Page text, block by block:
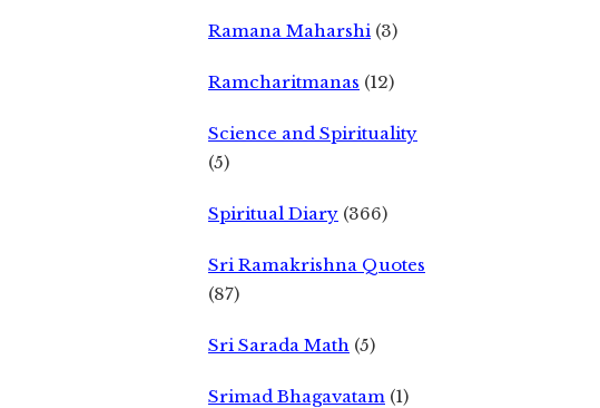
Ramana Maharshi (3)
Ramcharitmanas (12)
Science and Spirituality
(5)
Spiritual Diary (366)
Sri Ramakrishna Quotes
(87)
Sri Sarada Math (5)
Srimad Bhagavatam (1)